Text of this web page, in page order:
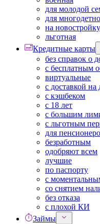
для молодой
для
на новостройку
льготная
Кредитные карты
без справок о
с бесплатным
виртуальные
с доставкой на
с кэшбеком
с 18 лет
с большим
с льготным
для
безработным
одобряют всем
лучшие
по паспорту
с
со снятием
без отказа
с плохой КИ
Займы